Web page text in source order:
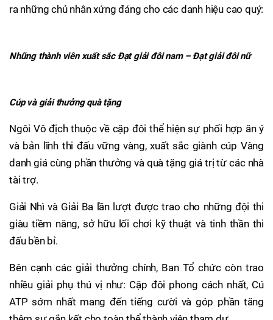
ra những chủ nhân xứng đáng cho các danh hiệu cao quý:
Những thành viên xuất sắc Đạt giải đôi nam – Đạt giải đôi nữ
Cúp và giải thưởng quà tặng
Ngôi Vô địch thuộc về cặp đôi thể hiện sự phối hợp ăn ý
và bản lĩnh thi đấu vững vàng, xuất sắc giành cúp Vàng
danh giá cùng phần thưởng và quà tặng giá trị từ các nhà
tài trợ.
Giải Nhì và Giải Ba lần lượt được trao cho những đội thi
giàu tiềm năng, sở hữu lối chơi kỹ thuật và tinh thần thi
đấu bền bỉ.
Bên cạnh các giải thưởng chính, Ban Tổ chức còn trao
nhiều giải phụ thú vị như: Cặp đôi phong cách nhất, Cú
ATP sớm nhất mang đến tiếng cười và góp phần tăng